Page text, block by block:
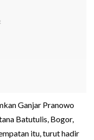
Ganjar Pranowo
Batutulis, Bogor,
itu, turut hadir